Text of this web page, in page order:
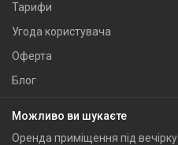
Тарифи
Угода користувача
Оферта
Блог
Можливо ви шукаєте
Оренда приміщення під вечірку